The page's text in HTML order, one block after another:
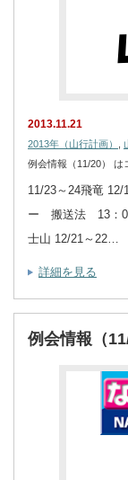
2013.11.21
2013年（山行計画）
例会情報（11/20） は
11/23～24飛竜
ー 搬送法 13：
士山 12/21～22…
詳細を見る
例会情報（11/